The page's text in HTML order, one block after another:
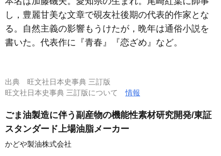
し，豊麗甘美な文章で硯友社後期の代表的作家とな
る。自然主義の影響もうけたが，晩年は通俗小説を
書いた。代表作に『青春』『恋ざめ』など。
出典 旺文社日本史事典 三訂版
旺文社日本史事典 三訂版について情報
ごま油製造に伴う副産物の機能性素材研究開発/東証
スタンダード上場油脂メーカー
かどや製油株式会社